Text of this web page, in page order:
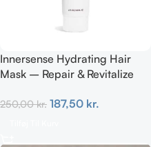
Innersense Hydrating Hair
Mask – Repair & Revitalize
250,00kr. 187,50 kr.